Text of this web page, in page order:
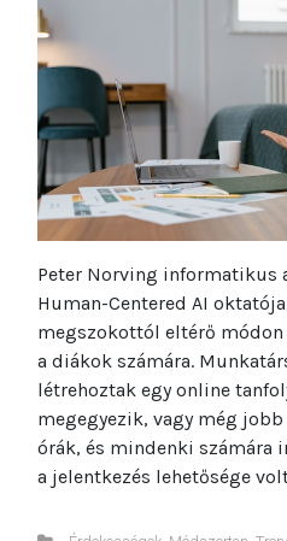
Peter Norving informatikus
Human-Centered AI
megszokottól eltérő
a diákok számára.
létrehoztak egy online
megegyezik, vagy még
órák, és mindenki számára
a jelentkezés lehetősége